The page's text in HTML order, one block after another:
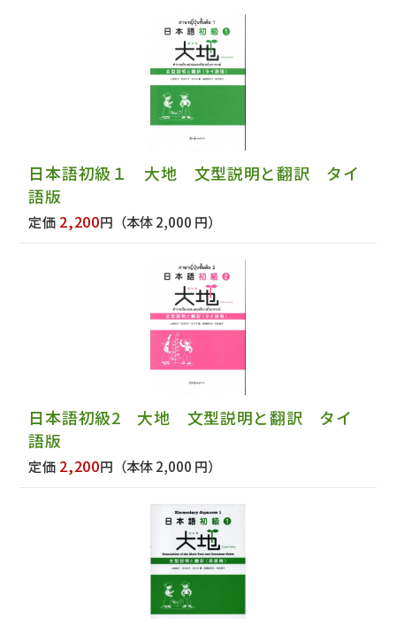
日本語初級１ 大地 文型説明と翻訳 タイ
語版
定価 2,200円 （本体 2,000 円）
日本語初級2 大地 文型説明と翻訳 タイ
語版
定価 2,200円 （本体 2,000 円）